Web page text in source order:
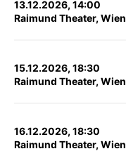
13.12.2026, 14:00
Raimund Theater, Wien
15.12.2026, 18:30
Raimund Theater, Wien
16.12.2026, 18:30
Raimund Theater, Wien